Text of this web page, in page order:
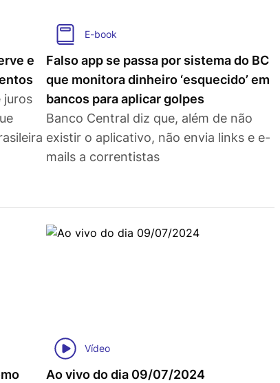
e
juros
E-book
Falso app se passa por sistema do BC
que monitora dinheiro ‘esquecido’ em
bancos para aplicar golpes
Banco Central diz que, além de não
existir o aplicativo, não envia links e e-
mails a correntistas
Vídeo
Ao vivo do dia 09/07/2024